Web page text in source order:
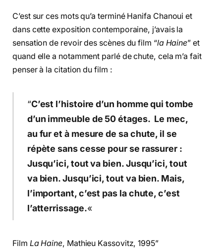
C’est sur ces mots qu’a terminé Hanifa Chanoui et
dans cette exposition contemporaine, j’avais la
sensation de revoir des scènes du film “la Haine” et
quand elle a notamment parlé de chute, cela m’a fait
penser à la citation du film :
“C’est l’histoire d’un homme qui tombe
d’un immeuble de 50 étages. Le mec,
au fur et à mesure de sa chute, il se
répète sans cesse pour se rassurer :
Jusqu’ici, tout va bien. Jusqu’ici, tout
va bien. Jusqu’ici, tout va bien. Mais,
l’important, c’est pas la chute, c’est
l’atterrissage.«
Film La Haine, Mathieu Kassovitz, 1995”